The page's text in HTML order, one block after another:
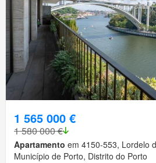
1 565 000 €
1 580 000 €
Apartamento em 4150-553, Lordelo
Município de Porto, Distrito do Porto